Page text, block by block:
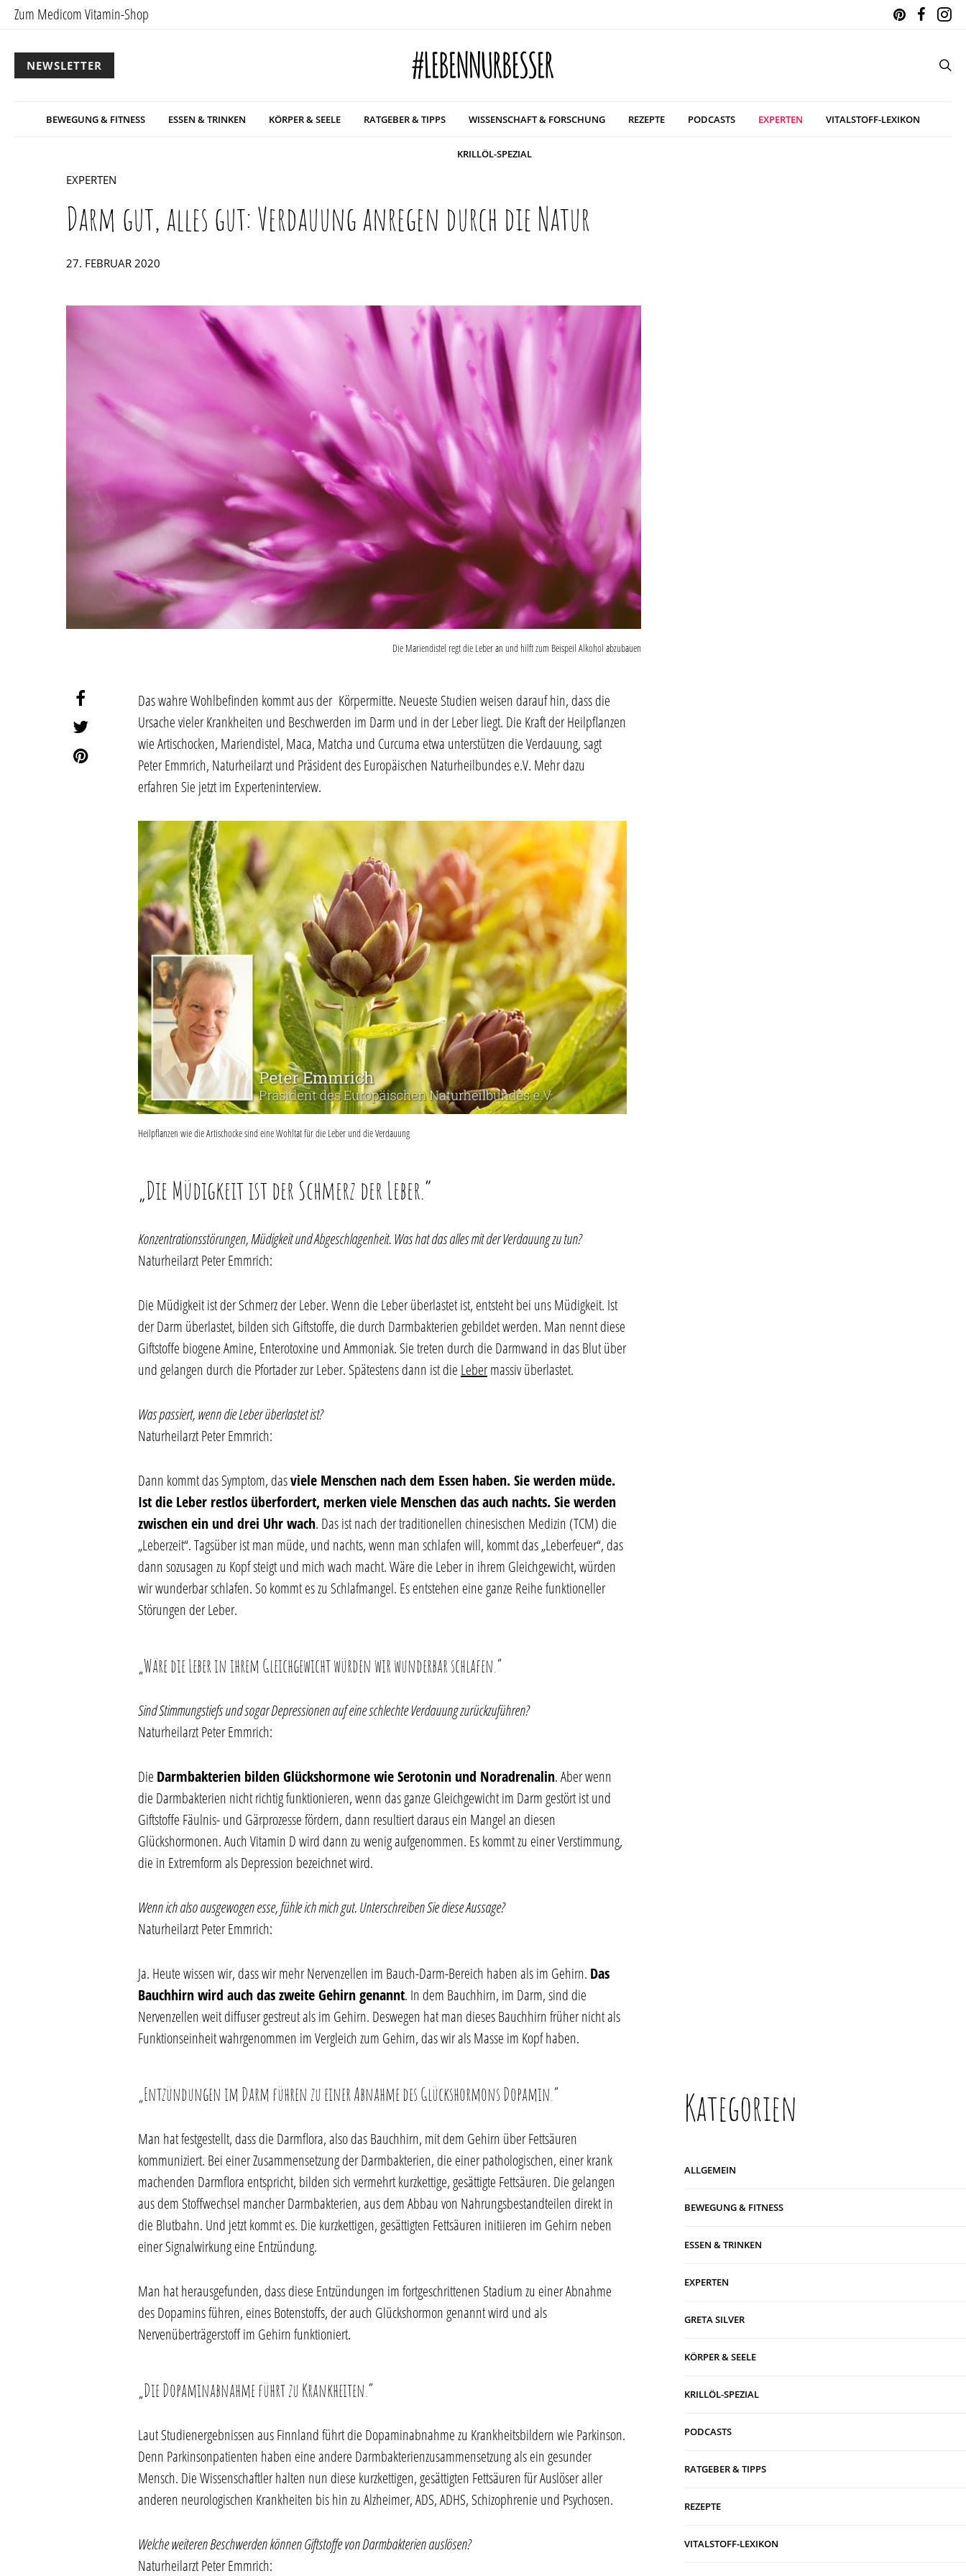
Zum Medicom Vitamin-Shop
NEWSLETTER
BEWEGUNG & FITNESS ESSEN & TRINKEN KÖRPER & SEELE RATGEBER & TIPPS WISSENSCHAFT & FORSCHUNG REZEPTE PODCASTS EXPERTEN VITALSTOFF-LEXIKON
KRILLÖL-SPEZIAL
EXPERTEN
Darm gut, alles gut: Verdauung anregen durch die Natur
POSTED
27. FEBRUAR 2020
Die Mariendistel regt die Leber an und hilft zum Beispeil Alkohol abzubauen
Das wahre Wohlbefinden kommt aus der Körpermitte. Neueste Studien weisen darauf hin, dass die
Ursache vieler Krankheiten und Beschwerden im Darm und in der Leber liegt. Die Kraft der Heilpflanzen
wie Artischocken, Mariendistel, Maca, Matcha und Curcuma etwa unterstützen die Verdauung, sagt
Peter Emmrich, Naturheilarzt und Präsident des Europäischen Naturheilbundes e.V. Mehr dazu
erfahren Sie jetzt im Experteninterview.
Heilpflanzen wie die Artischocke sind eine Wohltat für die Leber und die Verdauung
„Die Müdigkeit ist der Schmerz der Leber.“
Konzentrationsstörungen, Müdigkeit und Abgeschlagenheit. Was hat das alles mit der Verdauung zu tun?
Naturheilarzt Peter Emmrich:
Die Müdigkeit ist der Schmerz der Leber. Wenn die Leber überlastet ist, entsteht bei uns Müdigkeit. Ist
der Darm überlastet, bilden sich Giftstoffe, die durch Darmbakterien gebildet werden. Man nennt diese
Giftstoffe biogene Amine, Enterotoxine und Ammoniak. Sie treten durch die Darmwand in das Blut über
und gelangen durch die Pfortader zur Leber. Spätestens dann ist die Lebermassiv überlastet.
Was passiert, wenn die Leber überlastet ist?
Naturheilarzt Peter Emmrich:
Dann kommt das Symptom, dasviele Menschen nach dem Essen haben. Sie werden müde.
Ist die Leber restlos überfordert, merken viele Menschen das auch nachts. Sie werden
zwischen ein und drei Uhr wach. Das ist nach der traditionellen chinesischen Medizin (TCM) die
„Leberzeit“. Tagsüber ist man müde, und nachts, wenn man schlafen will, kommt das „Leberfeuer“, das
dann sozusagen zu Kopf steigt und mich wach macht. Wäre die Leber in ihrem Gleichgewicht, würden
wir wunderbar schlafen. So kommt es zu Schlafmangel. Es entstehen eine ganze Reihe funktioneller
Störungen der Leber.
„Wäre die Leber in ihrem Gleichgewicht würden wir wunderbar schlafen.“
Sind Stimmungstiefs und sogar Depressionen auf eine schlechte Verdauung zurückzuführen?
Naturheilarzt Peter Emmrich:
Die Darmbakterien bilden Glückshormone wie Serotonin und Noradrenalin. Aber wenn
die Darmbakterien nicht richtig funktionieren, wenn das ganze Gleichgewicht im Darm gestört ist und
Giftstoffe Fäulnis- und Gärprozesse fördern, dann resultiert daraus ein Mangel an diesen
Glückshormonen. Auch Vitamin D wird dann zu wenig aufgenommen. Es kommt zu einer Verstimmung,
die in Extremform als Depression bezeichnet wird.
Wenn ich also ausgewogen esse, fühle ich mich gut. Unterschreiben Sie diese Aussage?
Naturheilarzt Peter Emmrich:
Ja. Heute wissen wir, dass wir mehr Nervenzellen im Bauch-Darm-Bereich haben als im Gehirn. Das
Bauchhirnwird auch das zweite Gehirn genannt. In dem Bauchhirn, im Darm, sind die
Nervenzellen weit diffuser gestreut als im Gehirn. Deswegen hat man dieses Bauchhirn früher nicht als
Funktionseinheit wahrgenommen im Vergleich zum Gehirn, das wir als Masse im Kopf haben.
„Entzündungen im Darm führen zu einer Abnahme des Glückshormons Dopamin.“
Man hat festgestellt, dass die Darmflora, also das Bauchhirn, mit dem Gehirn über Fettsäuren
kommuniziert. Bei einer Zusammensetzung der Darmbakterien, die einer pathologischen, einer krank
machenden Darmflora entspricht, bilden sich vermehrt kurzkettige, gesättigte Fettsäuren. Die gelangen
aus dem Stoffwechsel mancher Darmbakterien, aus dem Abbau von Nahrungsbestandteilen direkt in
die Blutbahn. Und jetzt kommt es. Die kurzkettigen, gesättigten Fettsäuren initiieren im Gehirn neben
einer Signalwirkung eine Entzündung.
Man hat herausgefunden, dass diese Entzündungen im fortgeschrittenen Stadium zu einer Abnahme
des Dopamins führen, eines Botenstoffs, der auch Glückshormon genannt wird und als
Nervenüberträgerstoff im Gehirn funktioniert.
„Die Dopaminabnahme führt zu Krankheiten.“
Laut Studienergebnissen aus Finnland führt die Dopaminabnahme zu Krankheitsbildern wie Parkinson.
Denn Parkinsonpatienten haben eine andere Darmbakterienzusammensetzung als ein gesunder
Mensch. Die Wissenschaftler halten nun diese kurzkettigen, gesättigten Fettsäuren für Auslöser aller
anderen neurologischen Krankheiten bis hin zu Alzheimer, ADS, ADHS, Schizophrenie und Psychosen.
Welche weiteren Beschwerden können Giftstoffe von Darmbakterien auslösen?
Naturheilarzt Peter Emmrich:
Kategorien
ALLGEMEIN
BEWEGUNG & FITNESS
ESSEN & TRINKEN
EXPERTEN
GRETA SILVER
KÖRPER & SEELE
KRILLÖL-SPEZIAL
PODCASTS
RATGEBER & TIPPS
REZEPTE
VITALSTOFF-LEXIKON